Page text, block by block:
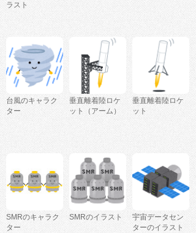
ラスト
台風のキャラク
ター
垂直離着陸ロケ
ット（アーム）
垂直離着陸ロケ
ット
SMRのキャラク
ター
SMRのイラスト
宇宙データセン
ターのイラスト